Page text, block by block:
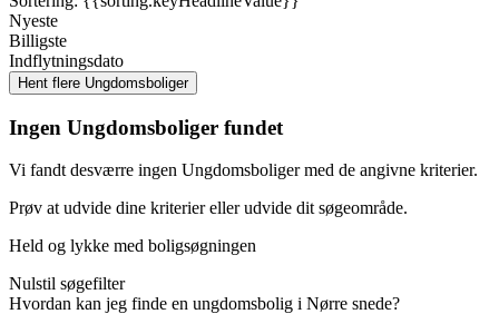
Nyeste
Billigste
Indflytningsdato
Ingen Ungdomsboliger fundet
Vi fandt desværre ingen Ungdomsboliger med de angivne kriterier.
Prøv at udvide dine kriterier eller udvide dit søgeområde.
Held og lykke med boligsøgningen
Nulstil søgefilter
Hvordan kan jeg finde en ungdomsbolig i Nørre snede?